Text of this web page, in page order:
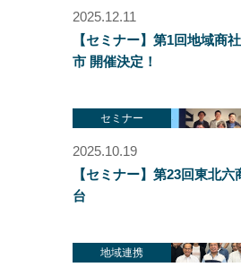
2025.12.11
【セミナー】第1回地域商
市 開催決定！
セミナー
2025.10.19
【セミナー】第23回東北
台
地域連携